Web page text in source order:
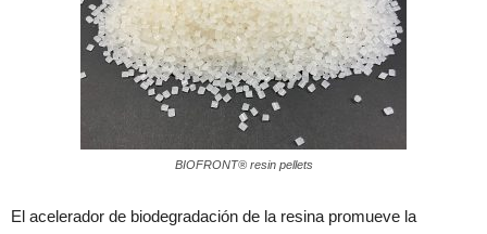
BIOFRONT® resin pellets
El acelerador de biodegradación de la resina promueve la